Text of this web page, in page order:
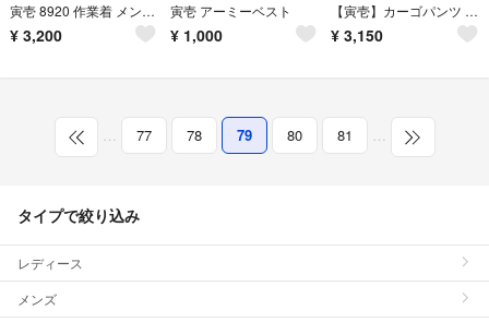
寅壱 8920 作業着 メンズ ズボン下 新品
¥ 3,200
寅壱 アーミーベスト
¥ 1,000
【寅壱】カーゴパンツ 9530-219
¥ 3,150
… 77 78 79 80 81 …
タイプで絞り込み
レディース
メンズ